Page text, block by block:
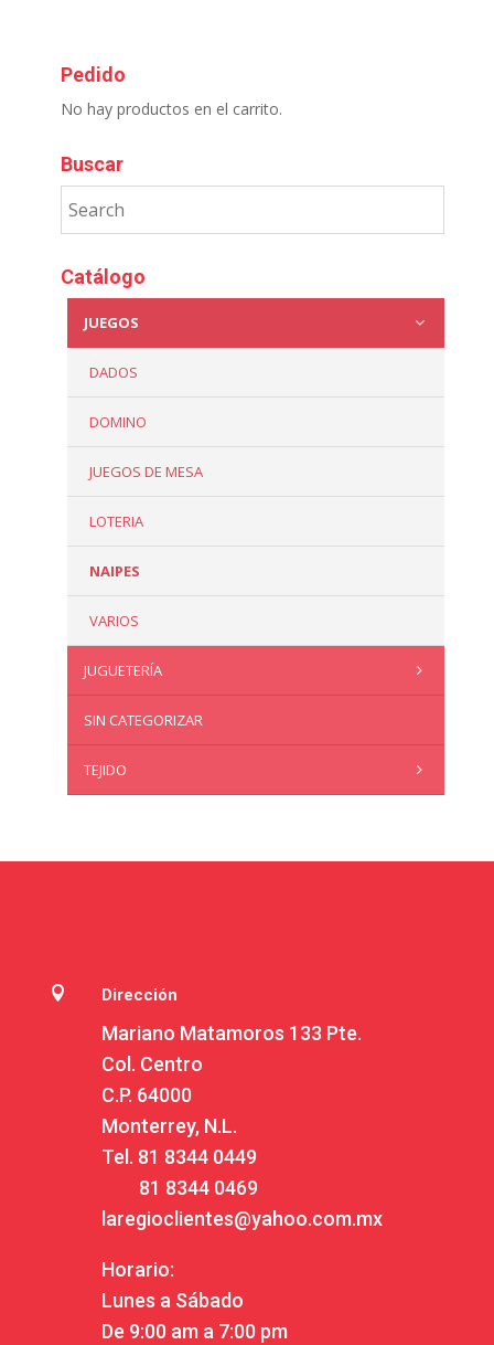
Pedido
No hay productos en el carrito.
Buscar
Catálogo
JUEGOS
DADOS
DOMINO
JUEGOS DE MESA
LOTERIA
NAIPES
VARIOS
JUGUETERÍA
SIN CATEGORIZAR
TEJIDO
 Dirección
Mariano Matamoros 133 Pte.
Col. Centro
C.P. 64000
Monterrey, N.L.
Tel. 81 8344 0449
81 8344 0469
laregioclientes@yahoo.com.mx
Horario:
Lunes a Sábado
De 9:00 am a 7:00 pm